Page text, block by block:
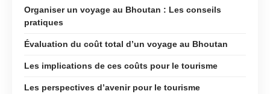
Organiser un voyage au Bhoutan : Les conseils
pratiques
Évaluation du coût total d’un voyage au Bhoutan
Les implications de ces coûts pour le tourisme
Les perspectives d’avenir pour le tourisme